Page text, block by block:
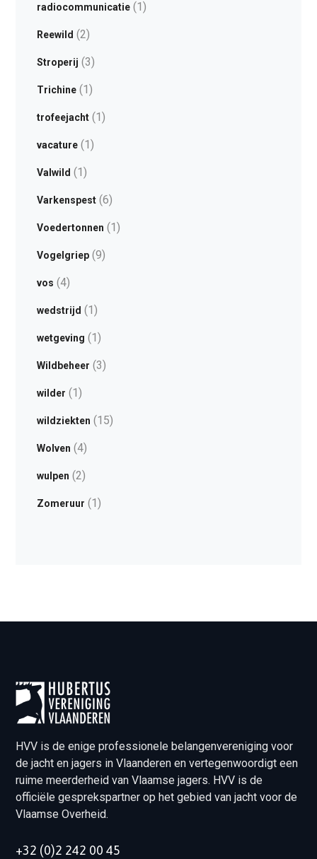
radiocommunicatie(1)
Reewild (2)
Stroperij (3)
Trichine(1)
trofeejacht(1)
vacature(1)
Valwild (1)
Varkenspest(6)
Voedertonnen (1)
Vogelgriep(9)
vos (4)
wedstrijd (1)
wetgeving (1)
Wildbeheer (3)
wilder (1)
wildziekten (15)
Wolven (4)
wulpen (2)
Zomeruur (1)
HVV is de enige professionele belangenvereniging voor
de jacht en jagers in Vlaanderen en vertegenwoordigt een
ruime meerderheid van Vlaamse jagers. HVV is de
officiële gesprekspartner op het gebied van jacht voor de
Vlaamse Overheid.
+32 (0)2 242 00 45